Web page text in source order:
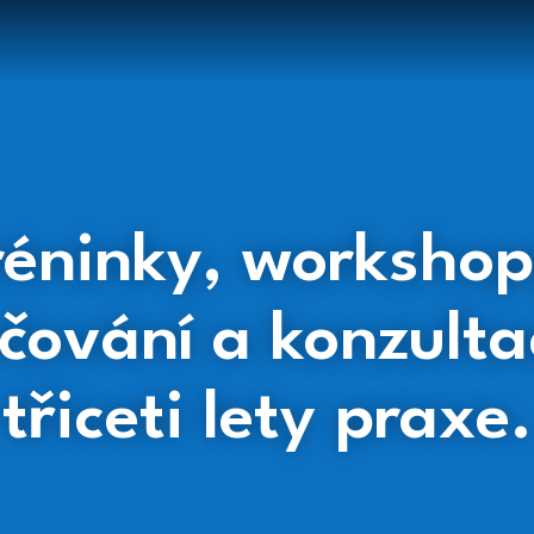
a
třiceti lety praxe.